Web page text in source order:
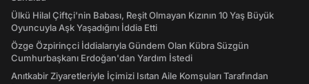
Ülkü Hilal Çiftçi'nin Babası, Reşit Olmayan Kızının 10 Yaş Büyük
Oyuncuyla Aşk Yaşadığını İddia Etti
Özge Özpirinçci İddialarıyla Gündem Olan Kübra Süzgün
Cumhurbaşkanı Erdoğan'dan Yardım İstedi
Anıtkabir Ziyaretleriyle İçimizi Isıtan Aile Komşuları Tarafından